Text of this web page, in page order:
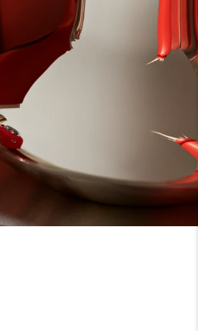
Perfil de usuario
Mis dispositivos
Mis direcciones
Mis suscripciones